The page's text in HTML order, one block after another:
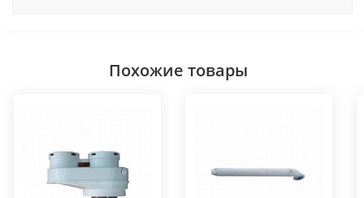
Похожие товары